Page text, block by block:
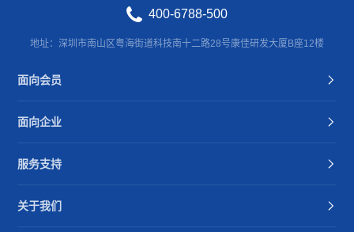
400-6788-500
地址：深圳市南山区粤海街道科技南十二路28号康佳研发大厦B座12楼
面向会员
面向企业
服务支持
关于我们